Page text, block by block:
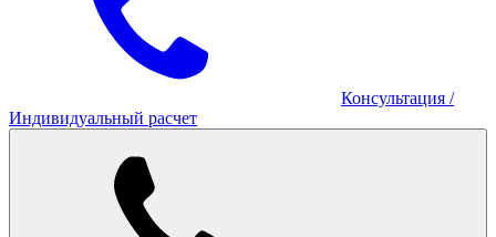
Консультация /
Индивидуальный расчет